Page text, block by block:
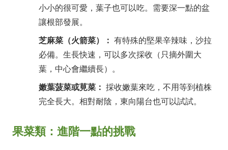
小小的很可愛，葉子也可以吃。需要深一點的盆
讓根部發展。
芝麻菜（火箭菜）： 有特殊的堅果辛辣味，沙拉
必備。生長快速，可以多次採收（只摘外圍大
葉，中心會繼續長）。
嫩葉菠菜或莧菜： 採收嫩葉來吃，不用等到植株
完全長大。相對耐陰，東向陽台也可以試試。
果菜類：進階一點的挑戰